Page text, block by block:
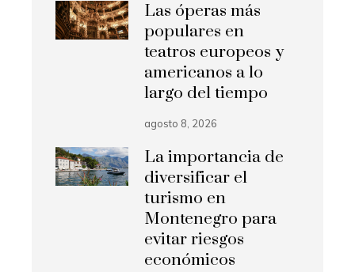
Las óperas más
populares en
teatros europeos y
americanos a lo
largo del tiempo
agosto 8, 2026
La importancia de
diversificar el
turismo en
Montenegro para
evitar riesgos
económicos